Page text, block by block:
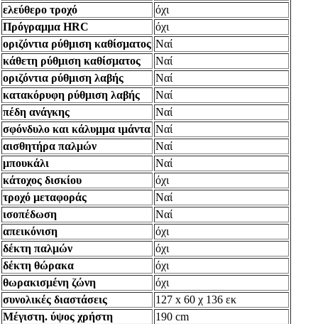
ελεύθερο τροχό
όχι
Πρόγραμμα HRC
όχι
οριζόντια ρύθμιση καθίσματος Ναί
κάθετη ρύθμιση καθίσματος
Ναί
οριζόντια ρύθμιση λαβής
Ναί
κατακόρυφη ρύθμιση λαβής
Ναί
πέδη ανάγκης
Ναί
σφόνδυλο και κάλυμμα ιμάντα Ναί
αισθητήρα παλμών
Ναί
μπουκάλι
Ναί
κάτοχος δισκίου
όχι
τροχό μεταφοράς
Ναί
ισοπέδωση
Ναί
απεικόνιση
όχι
δέκτη παλμών
όχι
δέκτη θώρακα
όχι
θωρακισμένη ζώνη
όχι
συνολικές διαστάσεις
127 x 60 χ 136 εκ
Μέγιστη. ύψος χρήστη
190 cm